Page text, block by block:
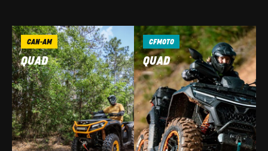
CAN-AM
QUAD
CFMOTO
QUAD